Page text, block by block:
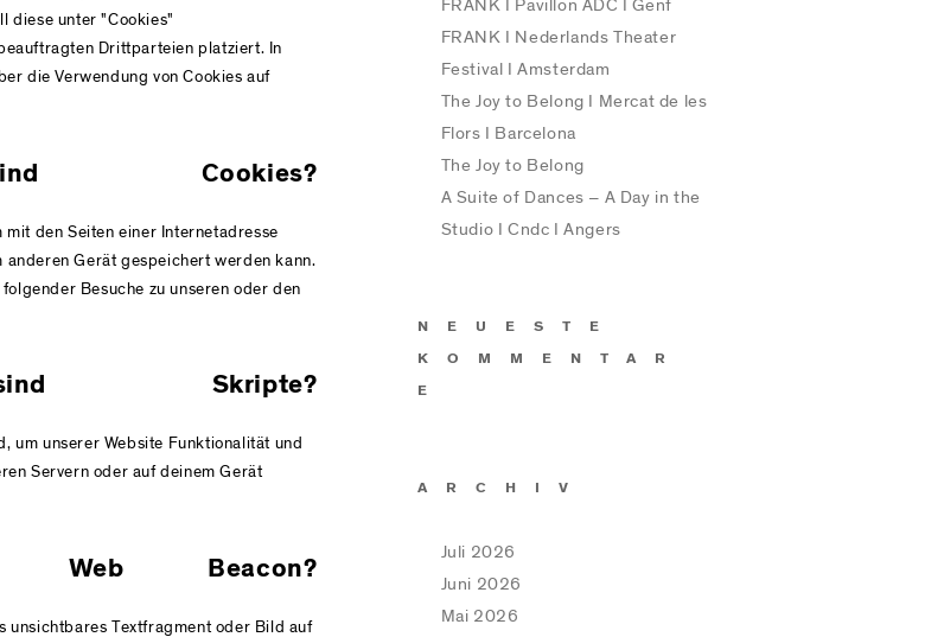
diese unter "Cookies"
Drittparteien platziert. In
die Verwendung von Cookies auf
mit den Seiten einer Internetadresse
anderen Gerät gespeichert werden kann.
Besuche zu unseren oder den
Skripte?
um unserer Website Funktionalität und
Servern oder auf deinem Gerät
Beacon?
unsichtbares Textfragment oder Bild auf
FRANK I Pavillon ADC I Genf
FRANK I Nederlands Theater
Festival I Amsterdam
The Joy to Belong I Mercat de les
Flors I Barcelona
The Joy to Belong
A Suite of Dances – A Day in the
Studio I Cndc I Angers
NEUESTE
KOMMENTAR
E
ARCHIV
Juli 2026
Juni 2026
Mai 2026